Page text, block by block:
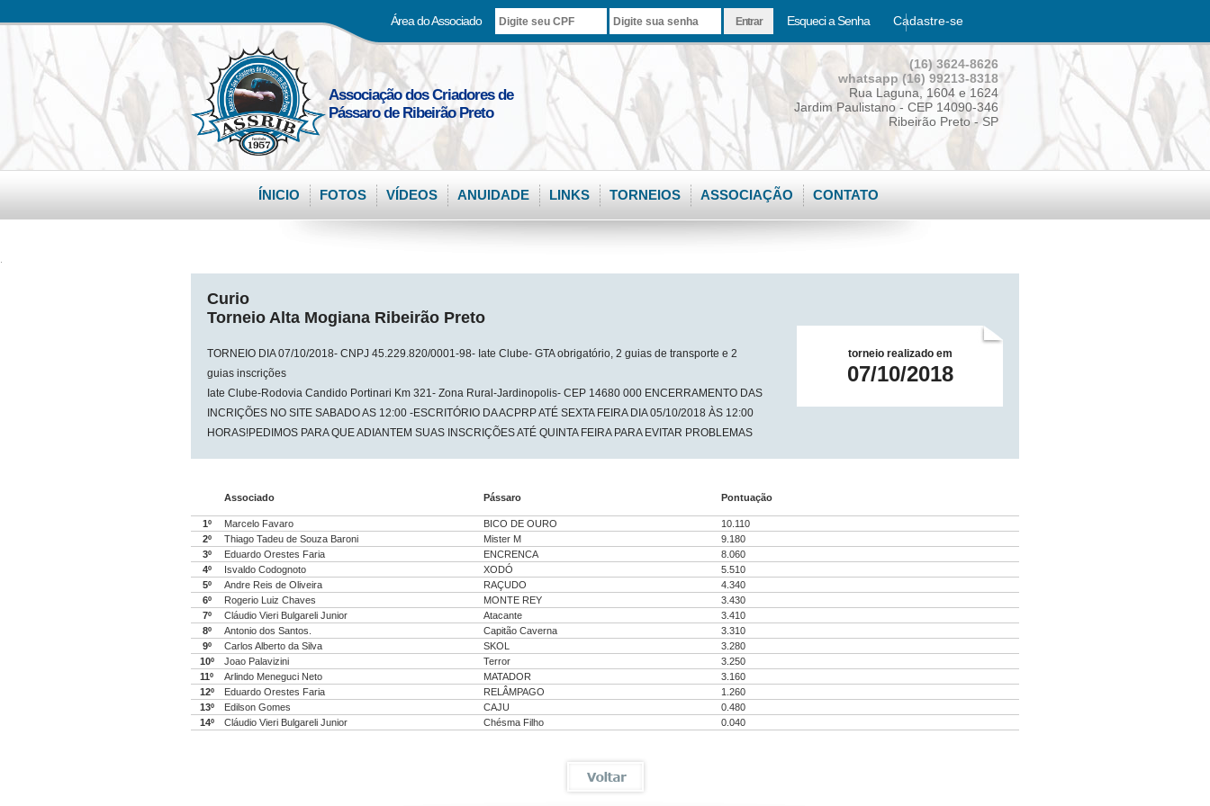
Área do Associado Esqueci a Senha Cadastre-se
Associação dos Criadores de
Pássaro de Ribeirão Preto
(16) 3624-8626
whatsapp (16) 99213-8318
Rua Laguna, 1604 e 1624
Jardim Paulistano - CEP 14090-346
Ribeirão Preto - SP
ÍNICIO FOTOS VÍDEOS ANUIDADE LINKS TORNEIOS ASSOCIAÇÃO CONTATO
Curio
Torneio Alta Mogiana Ribeirão Preto
TORNEIO DIA 07/10/2018- CNPJ 45.229.820/0001-98- Iate Clube- GTA obrigatório, 2 guias de transporte e 2
guias inscrições
Iate Clube-Rodovia Candido Portinari Km 321- Zona Rural-Jardinopolis- CEP 14680 000 ENCERRAMENTO DAS
INCRIÇÕES NO SITE SABADO AS 12:00 -ESCRITÓRIO DA ACPRP ATÉ SEXTA FEIRA DIA 05/10/2018 ÀS 12:00
HORAS!PEDIMOS PARA QUE ADIANTEM SUAS INSCRIÇÕES ATÉ QUINTA FEIRA PARA EVITAR PROBLEMAS
torneio realizado em
07/10/2018
Associado Pássaro Pontuação
1º Marcelo Favaro BICO DE OURO
10.110
2º
Thiago Tadeu de Souza Baroni Mister M
9.180
3º
Eduardo Orestes Faria ENCRENCA
8.060
4º
Isvaldo Codognoto XODÓ
5.510
5º
Andre Reis de Oliveira RAÇUDO
4.340
6º
Rogerio Luiz Chaves MONTE REY
3.430
7º
Cláudio Vieri Bulgareli Junior Atacante
3.410
8º
Antonio dos Santos. Capitão Caverna
3.310
9º
Carlos Alberto da Silva SKOL
3.280
10º
Joao Palavizini Terror
3.250
11º
Arlindo Meneguci Neto MATADOR
3.160
12º
Eduardo Orestes Faria RELÂMPAGO
1.260
13º
Edilson Gomes CAJU
0.480
14º
Cláudio Vieri Bulgareli Junior Chésma Filho 0.040